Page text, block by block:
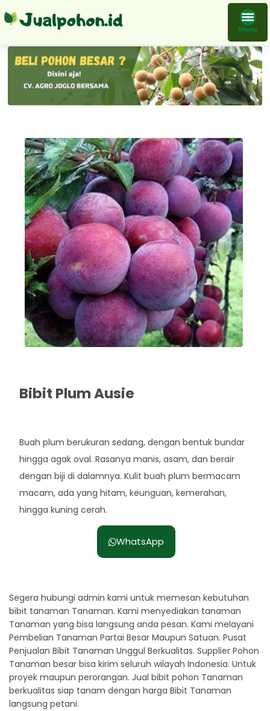
Tanaman Buah Plum Ausie Bibit Ribuan Stok
Bibit Plum Ausie
Buah plum berukuran sedang, dengan bentuk bundar
hingga agak oval. Rasanya manis, asam, dan berair
dengan biji di dalamnya. Kulit buah plum bermacam
macam, ada yang hitam, keunguan, kemerahan,
hingga kuning cerah.
WhatsApp
Segera hubungi admin kami untuk memesan kebutuhan
bibit tanaman Tanaman. Kami menyediakan tanaman
Tanaman yang bisa langsung anda pesan. Kami melayani
Pembelian Tanaman Partai Besar Maupun Satuan. Pusat
Penjualan Bibit Tanaman Unggul Berkualitas. Supplier Pohon
Tanaman besar bisa kirim seluruh wilayah Indonesia. Untuk
proyek maupun perorangan. Jual bibit pohon Tanaman
berkualitas siap tanam dengan harga Bibit Tanaman
langsung petani.